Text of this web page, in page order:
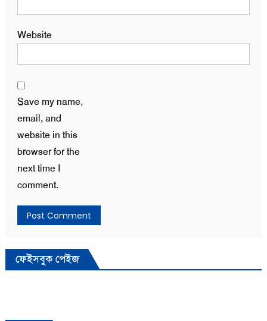
Website
Save my name,
email, and
website in this
browser for the
next time I
comment.
ফেইসবুক পেইজ